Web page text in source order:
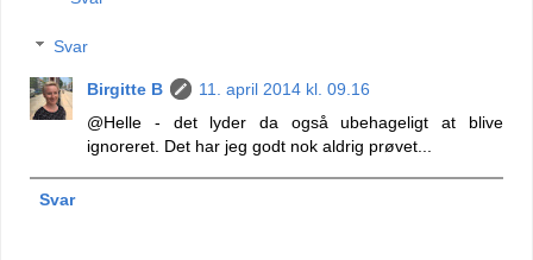
Svar
Birgitte B
11. april 2014 kl. 09.16
@Helle - det lyder da også ubehageligt at blive
ignoreret. Det har jeg godt nok aldrig prøvet...
Svar